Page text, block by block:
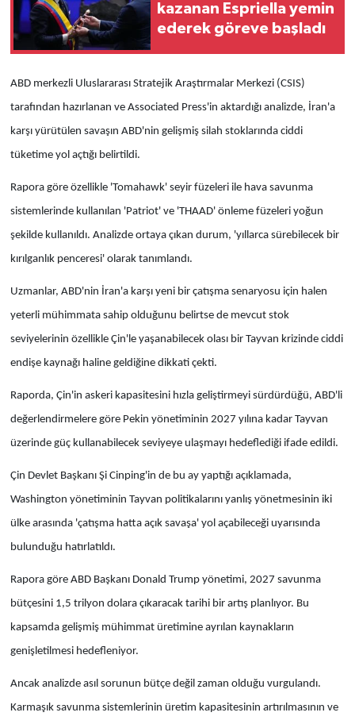
kazanan Espriella yemin
ederek göreve başladı
ABD merkezli Uluslararası Stratejik Araştırmalar Merkezi (CSIS)
tarafından hazırlanan ve Associated Press'in aktardığı analizde, İran'a
karşı yürütülen savaşın ABD'nin gelişmiş silah stoklarında ciddi
tüketime yol açtığı belirtildi.
Rapora göre özellikle 'Tomahawk' seyir füzeleri ile hava savunma
sistemlerinde kullanılan 'Patriot' ve 'THAAD' önleme füzeleri yoğun
şekilde kullanıldı. Analizde ortaya çıkan durum, 'yıllarca sürebilecek bir
kırılganlık penceresi' olarak tanımlandı.
Uzmanlar, ABD'nin İran'a karşı yeni bir çatışma senaryosu için halen
yeterli mühimmata sahip olduğunu belirtse de mevcut stok
seviyelerinin özellikle Çin'le yaşanabilecek olası bir Tayvan krizinde ciddi
endişe kaynağı haline geldiğine dikkati çekti.
Raporda, Çin'in askeri kapasitesini hızla geliştirmeyi sürdürdüğü, ABD'li
değerlendirmelere göre Pekin yönetiminin 2027 yılına kadar Tayvan
üzerinde güç kullanabilecek seviyeye ulaşmayı hedeflediği ifade edildi.
Çin Devlet Başkanı Şi Cinping'in de bu ay yaptığı açıklamada,
Washington yönetiminin Tayvan politikalarını yanlış yönetmesinin iki
ülke arasında 'çatışma hatta açık savaşa' yol açabileceği uyarısında
bulunduğu hatırlatıldı.
Rapora göre ABD Başkanı Donald Trump yönetimi, 2027 savunma
bütçesini 1,5 trilyon dolara çıkaracak tarihi bir artış planlıyor. Bu
kapsamda gelişmiş mühimmat üretimine ayrılan kaynakların
genişletilmesi hedefleniyor.
Ancak analizde asıl sorunun bütçe değil zaman olduğu vurgulandı.
Karmaşık savunma sistemlerinin üretim kapasitesinin artırılmasının ve